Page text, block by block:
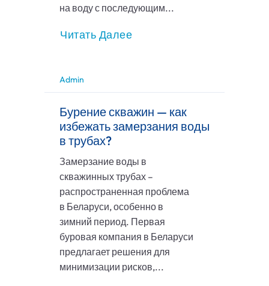
на воду с последующим...
Читать Далее
Admin
Бурение скважин — как
избежать замерзания воды
в трубах?
Замерзание воды в
скважинных трубах –
распространенная проблема
в Беларуси, особенно в
зимний период. Первая
буровая компания в Беларуси
предлагает решения для
минимизации рисков,...